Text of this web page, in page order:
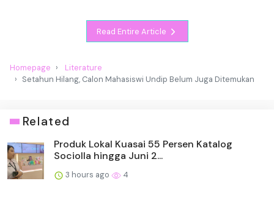
Read Entire Article
Homepage
Literature
Setahun Hilang, Calon Mahasiswi Undip Belum Juga Ditemukan
Related
Produk Lokal Kuasai 55 Persen Katalog
Sociolla hingga Juni 2...
3 hours ago 4